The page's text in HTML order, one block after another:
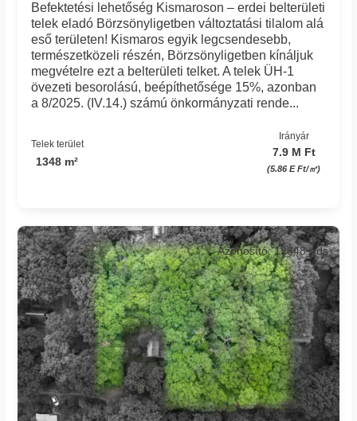
Befektetési lehetőség Kismaroson – erdei belterületi
telek eladó Börzsönyligetben változtatási tilalom alá
eső területen! Kismaros egyik legcsendesebb,
természetközeli részén, Börzsönyligetben kínáljuk
megvételre ezt a belterületi telket. A telek ÜH-1
övezeti besorolású, beépíthetősége 15%, azonban
a 8/2025. (IV.14.) számú önkormányzati rende...
Telek terület
1348 m²
Irányár
7.9 M Ft
(5.86 E Ft/㎡)
Azonosító: 12848_rds